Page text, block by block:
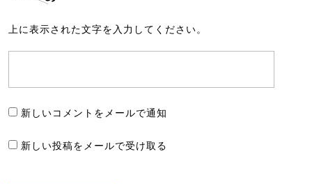
上に表示された文字を入力してください。
新しいコメントをメールで通知
新しい投稿をメールで受け取る